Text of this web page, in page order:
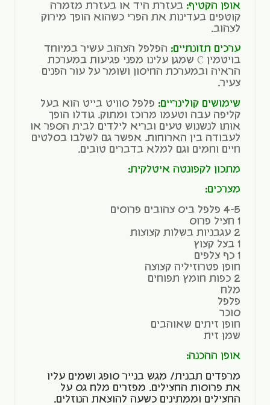
אופן הקטיף: בעזרת היד או בעזרת מזמרה
קוטפים בעדינות את הפרי כשהוא הופך מירוק
לצהוב.
ערכים תזונתיים: הפלפל הצהוב עשיר במיוחד
בויטמין C שמגן עלינו מפני פגיעות במערכת
הראיה ובמערכת החיסון ושומר על עור הפנים
צעיר.
שימושים קולינריים: פלפל סוויט בייט הוא בעל
קליפה עבה וטעמו מרוכז ומתוק. גודלו הופך
אותו לנשנוש טעים ובריא לילדים לבית הספר או
לעבודה בין הארוחות. אפשר גם לשלבו בסלטים
חיים וחמים וגם למלא בדברים טובים.
מתכון לקפונטה איטלקית:
מצרכים:
4-5 פלפל ביס צהובים פרוסים
1 חציל פרוס
2 עגבניות בשלות קצוצות
1 בצל קצוץ
1 כף צלפים
חופן פטרוזיליה קצוצה
2 כפות חומץ תפוחים
מלח
פלפל
סוכר
חופן זיתים שאוהבים
שמן זית
אופן ההכנה:
מרפדים תבנית/ מגש בנייר סופג ושמים עליו
את פרוסות החצילים. מפזרים מלח גס על
החצילים וממתינים כשעה להוצאת הנוזלים.